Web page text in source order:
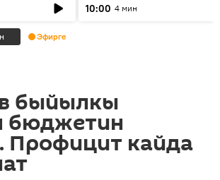
10:00 4 мин
Эфирге
быйылкы
Профицит кайда